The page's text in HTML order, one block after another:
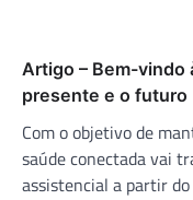
Artigo – Bem-vindo
presente e o futuro
Com o objetivo de
saúde conectada vai
assistencial a partir